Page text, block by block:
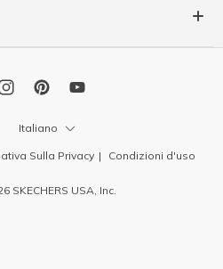
Italiano
Sulla Privacy Condizioni d'uso
SKECHERS USA, Inc.